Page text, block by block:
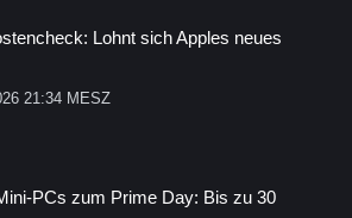
Lohnt sich Apples neues
21:34 MESZ
PCs zum Prime Day: Bis zu 30